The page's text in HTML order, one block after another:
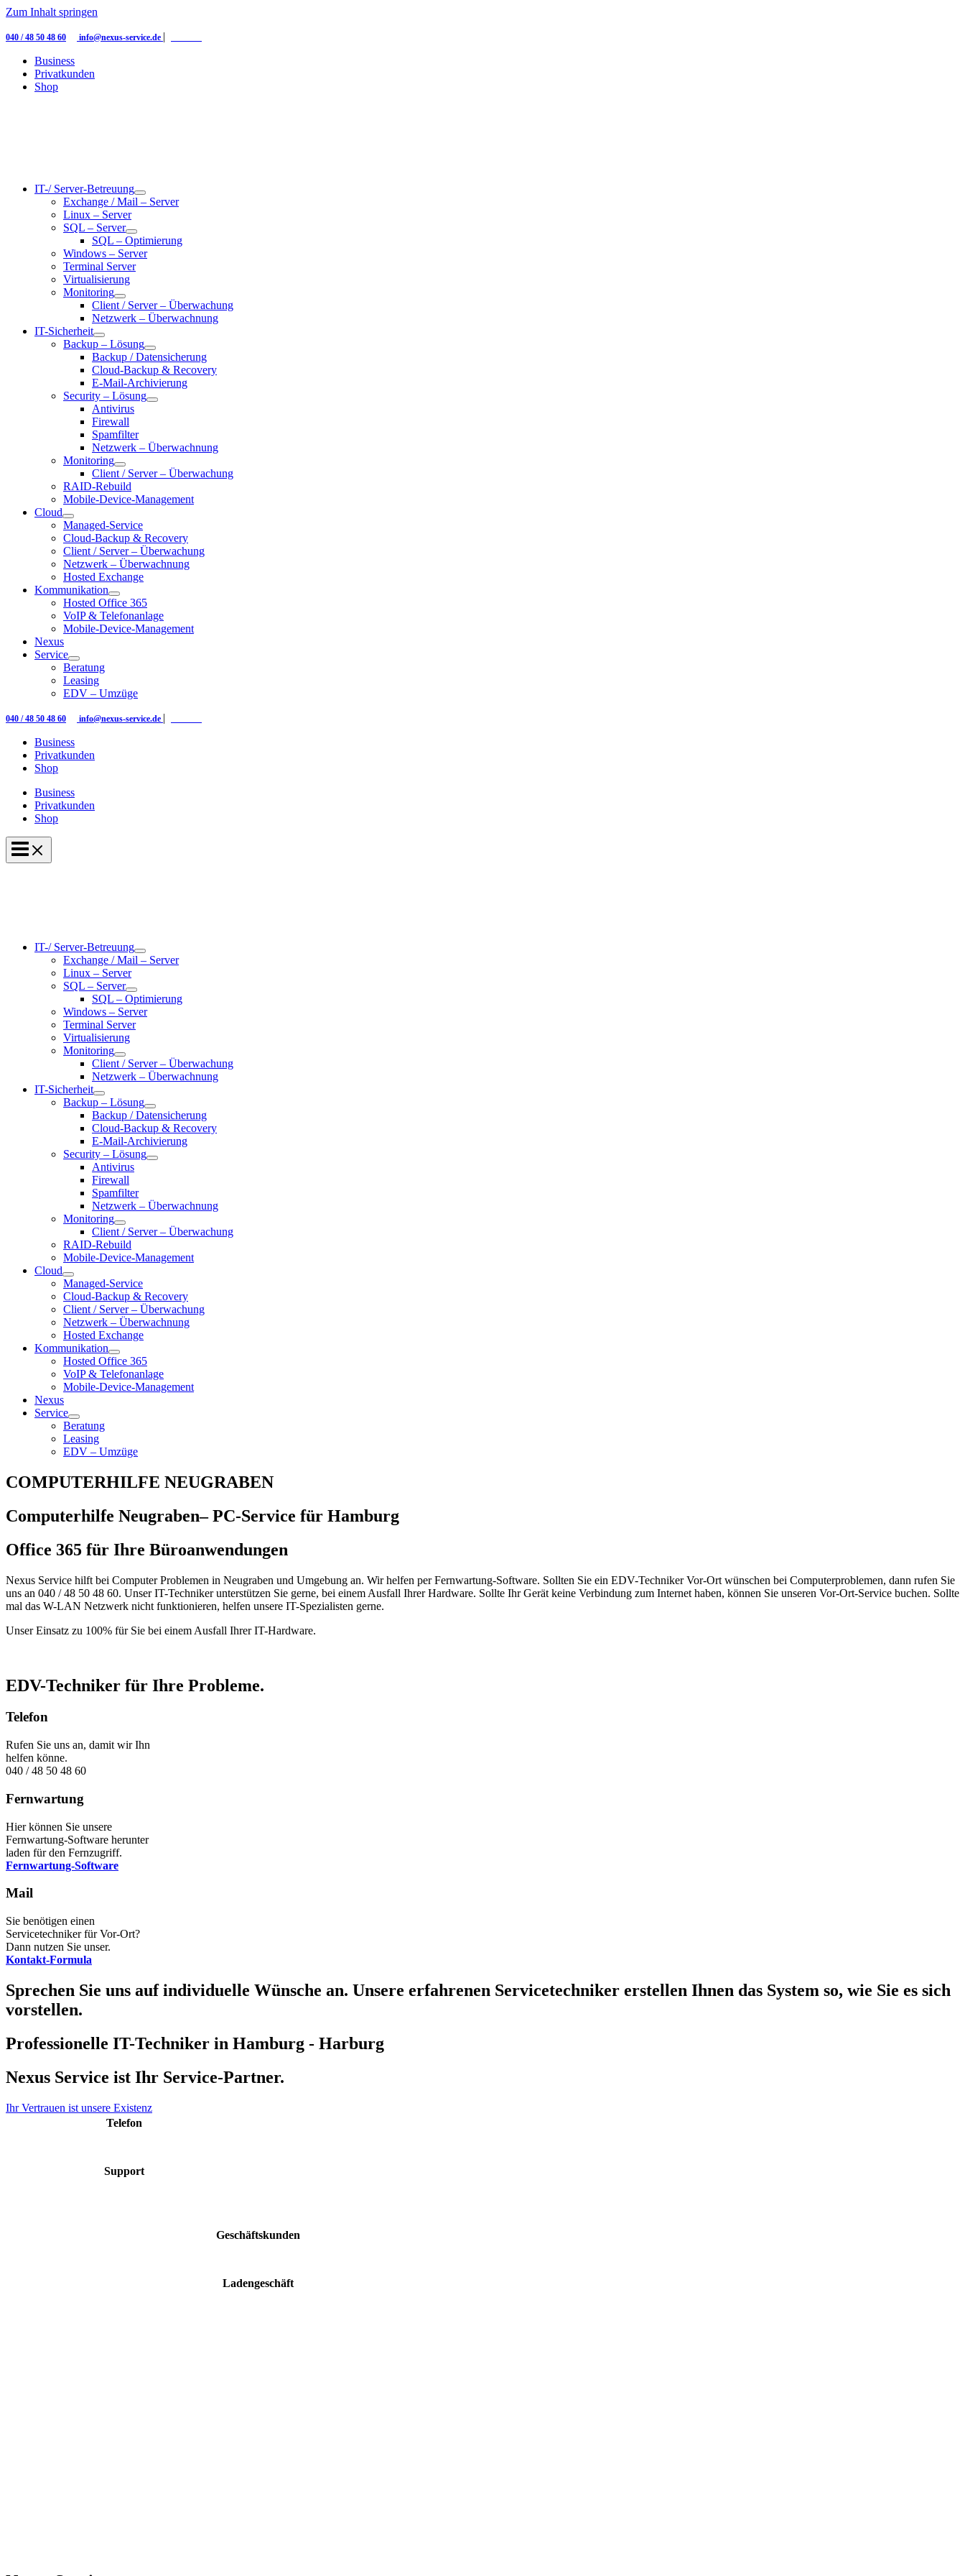
Zum Inhalt springen
040 / 48 50 48 60 info@nexus-service.de |
Business
Privatkunden
Shop
IT-/ Server-Betreuung
Exchange / Mail – Server
Linux – Server
SQL – Server
SQL – Optimierung
Windows – Server
Terminal Server
Virtualisierung
Monitoring
Client / Server – Überwachung
Netzwerk – Überwachnung
IT-Sicherheit
Backup – Lösung
Backup / Datensicherung
Cloud-Backup & Recovery
E-Mail-Archivierung
Security – Lösung
Antivirus
Firewall
Spamfilter
Netzwerk – Überwachnung
Monitoring
Client / Server – Überwachung
RAID-Rebuild
Mobile-Device-Management
Cloud
Managed-Service
Cloud-Backup & Recovery
Client / Server – Überwachung
Netzwerk – Überwachnung
Hosted Exchange
Kommunikation
Hosted Office 365
VoIP & Telefonanlage
Mobile-Device-Management
Nexus
Service
Beratung
Leasing
EDV – Umzüge
040 / 48 50 48 60 info@nexus-service.de |
Business
Privatkunden
Shop
Business
Privatkunden
Shop
IT-/ Server-Betreuung
Exchange / Mail – Server
Linux – Server
SQL – Server
SQL – Optimierung
Windows – Server
Terminal Server
Virtualisierung
Monitoring
Client / Server – Überwachung
Netzwerk – Überwachnung
IT-Sicherheit
Backup – Lösung
Backup / Datensicherung
Cloud-Backup & Recovery
E-Mail-Archivierung
Security – Lösung
Antivirus
Firewall
Spamfilter
Netzwerk – Überwachnung
Monitoring
Client / Server – Überwachung
RAID-Rebuild
Mobile-Device-Management
Cloud
Managed-Service
Cloud-Backup & Recovery
Client / Server – Überwachung
Netzwerk – Überwachnung
Hosted Exchange
Kommunikation
Hosted Office 365
VoIP & Telefonanlage
Mobile-Device-Management
Nexus
Service
Beratung
Leasing
EDV – Umzüge
COMPUTERHILFE NEUGRABEN
Computerhilfe Neugraben– PC-Service für Hamburg
Office 365 für Ihre Büroanwendungen
Nexus Service hilft bei Computer Problemen in Neugraben und Umgebung an. Wir helfen per Fernwartung-Software. Sollten Sie ein EDV-Techniker Vor-Ort wünschen bei Computerproblemen, dann rufen Sie
uns an 040 / 48 50 48 60. Unser IT-Techniker unterstützen Sie gerne, bei einem Ausfall Ihrer Hardware. Sollte Ihr Gerät keine Verbindung zum Internet haben, können Sie unseren Vor-Ort-Service buchen. Sollte
mal das W-LAN Netzwerk nicht funktionieren, helfen unsere IT-Spezialisten gerne.
Unser Einsatz zu 100% für Sie bei einem Ausfall Ihrer IT-Hardware.
EDV-Techniker für Ihre Probleme.
Telefon
Rufen Sie uns an, damit wir Ihn
helfen könne.
040 / 48 50 48 60
Fernwartung
Hier können Sie unsere
Fernwartung-Software herunter
laden für den Fernzugriff.
Fernwartung-Software
Mail
Sie benötigen einen
Servicetechniker für Vor-Ort?
Dann nutzen Sie unser.
Kontakt-Formula
Sprechen Sie uns auf individuelle Wünsche an. Unsere erfahrenen Servicetechniker erstellen Ihnen das System so, wie Sie es sich
vorstellen.
Professionelle IT-Techniker in Hamburg - Harburg
Nexus Service ist Ihr Service-Partner.
Ihr Vertrauen ist unsere Existenz
Telefon
Support
Geschäftskunden
Ladengeschäft